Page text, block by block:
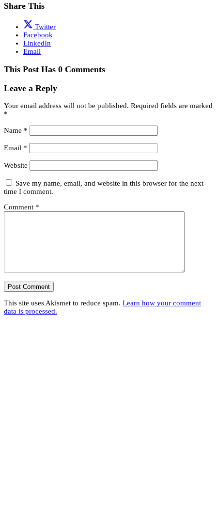
Share This
Twitter
Facebook
LinkedIn
Email
This Post Has 0 Comments
Leave a Reply
Your email address will not be published. Required fields are marked
*
Name *
Email *
Website
Save my name, email, and website in this browser for the next
time I comment.
Comment *
This site uses Akismet to reduce spam. Learn how your comment
data is processed.